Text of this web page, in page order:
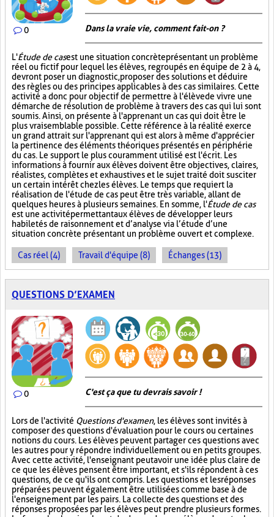
0 Dans la vraie vie, comment fait-on ?
L'Étude de casest une situation concrète présentant un problème
réel ou fictif pour lequel les élèves, regroupés en équipe de 2 à 4,
devront poser un diagnostic, proposer des solutions et déduire
des règles ou des principes applicables à des cas similaires. Cette
activité a donc pour objectif de permettre à l'élève de vivre une
démarche de résolution de problème à travers des cas qui lui sont
soumis. Ainsi, on présente à l'apprenant un cas qui doit être le
plus vraisemblable possible. Cette référence à la réalité exerce
un grand attrait sur l'apprenant qui est alors à même d'apprécier
la pertinence des éléments théoriques présentés en périphérie
du cas. Le support le plus couramment utilisé est l'écrit. Les
informations à fournir aux élèves doivent être objectives, claires,
réalistes, complètes et exhaustives et le sujet traité doit susciter
un certain intérêt chez les élèves. Le temps que requiert la
réalisation de l'étude de cas peut être très variable, allant de
quelques heures à plusieurs semaines. En somme, l'Étude de cas
est une activité permettant aux élèves de développer leurs
habiletés de raisonnement et d’analyse via l’étude d’une
situation concrète présentant un problème ouvert et complexe.
Cas réel (4) Travail d'équipe (8) Échanges (13)
QUESTIONS D’EXAMEN
0 C'est ça que tu devrais savoir !
Lors de l'activité Questions d'examen, les élèves sont invités à
composer des questions d'évaluation pour le cours ou certaines
notions du cours. Les élèves peuvent partager ces questions avec
les autres pour y répondre individuellement ou en petits groupes.
Avec cette activité, l'enseignant peut avoir une idée plus claire de
ce que les élèves pensent être important, et s'ils répondent à ces
questions, de ce qu'ils ont compris. Les questions et les réponses
préparées peuvent également être utilisées comme base à de
l'enseignement par les pairs. La collecte des questions et des
réponses proposées par les élèves peut prendre plusieurs formes.